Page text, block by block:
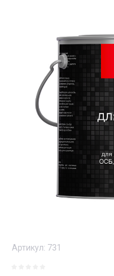
Артикул: 731